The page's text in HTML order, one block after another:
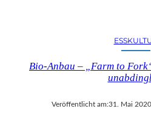
Bio-Anbau – „Farm to
Veröffentlicht am:31. Mai 2020